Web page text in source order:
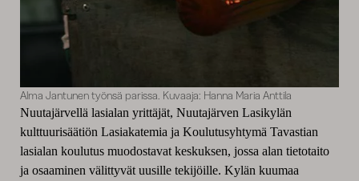
Alma Jantunen työnsä parissa. Kuvaaja: Hanna Maria Anttila
Nuutajärvellä lasialan yrittäjät, Nuutajärven Lasikylän
kulttuurisäätiön Lasiakatemia ja Koulutusyhtymä Tavastian
lasialan koulutus muodostavat keskuksen, jossa alan tietotaito
ja osaaminen välittyvät uusille tekijöille. Kylän kuumaa